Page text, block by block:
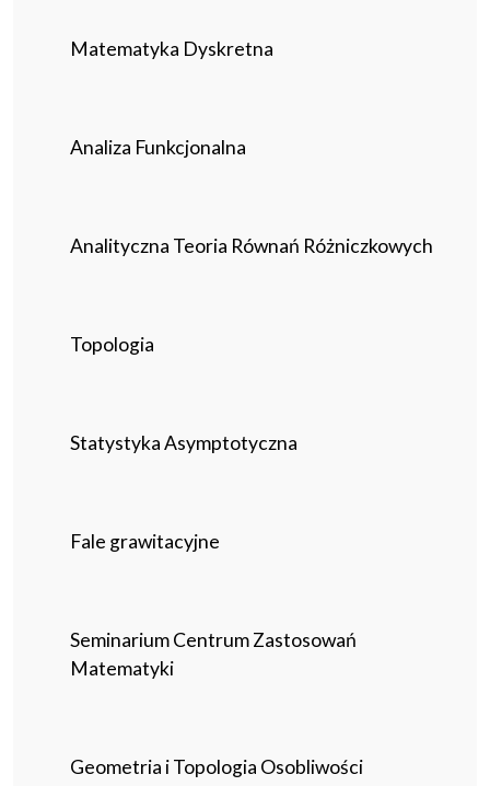
Matematyka Dyskretna
Analiza Funkcjonalna
Analityczna Teoria Równań Różniczkowych
Topologia
Statystyka Asymptotyczna
Fale grawitacyjne
Seminarium Centrum Zastosowań
Matematyki
Geometria i Topologia Osobliwości